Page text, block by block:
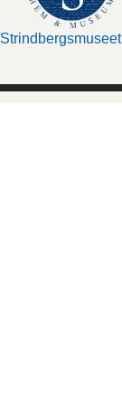
Strindbergsmuseet